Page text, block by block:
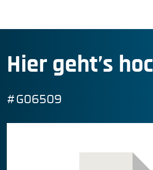
Hier geht’s
#G06509